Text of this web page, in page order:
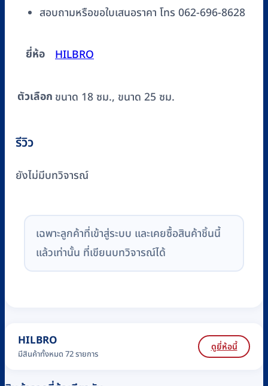
สอบถามหรือขอใบเสนอราคา โทร 062-696-8628
ยี่ห้อ HILBRO
ตัวเลือก ขนาด 18 ซม., ขนาด 25 ซม.
รีวิว
ยังไม่มีบทวิจารณ์
เฉพาะลูกค้าที่เข้าสู่ระบบ และเคยซื้อสินค้าชิ้นนี้
แล้วเท่านั้น ที่เขียนบทวิจารณ์ได้
HILBRO
มีสินค้าทั้งหมด 72 รายการ
ดูยี่ห้อนี้